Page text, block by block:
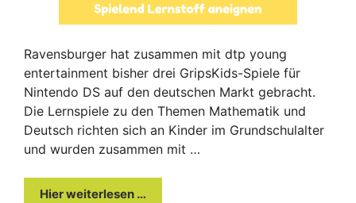
Ravensburger hat zusammen mit dtp young
entertainment bisher drei GripsKids-Spiele für
Nintendo DS auf den deutschen Markt gebracht.
Die Lernspiele zu den Themen Mathematik und
Deutsch richten sich an Kinder im Grundschulalter
und wurden zusammen mit …
Hier weiterlesen …